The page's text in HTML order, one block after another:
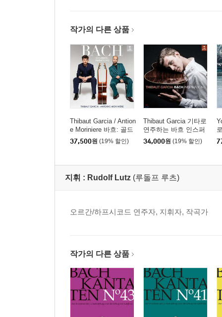
작가의 다른 상품
Thibaut Garcia / Antion
e Moriniere 바흐: 골드
베르크 변주곡 (Bach:
Goldberg Variations) [S
37,500원 (19% 할인)
Thibaut Garcia 기타로
연주하는 바흐 인스퍼
레이션 (Bach Inspiratio
ns) [UHQCD]
34,000원 (19% 할인)
지휘 : Rudolf Lutz (루돌프 루츠)
오르간/하프시코드 연주자, 지휘자, 작곡가
작가의 다른 상품